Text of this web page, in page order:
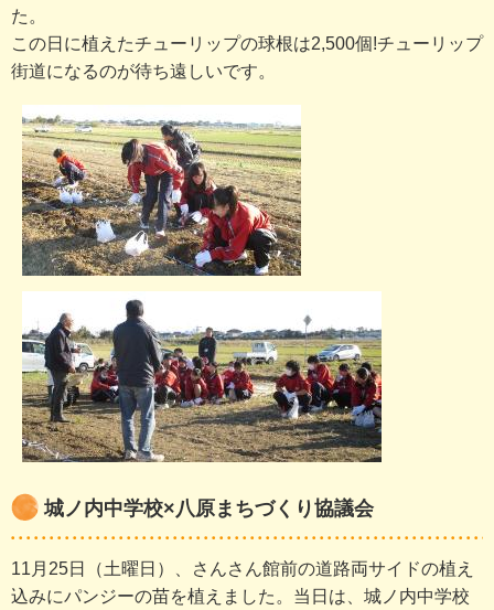
た。
この日に植えたチューリップの球根は2,500個!チューリップ
街道になるのが待ち遠しいです。
城ノ内中学校×八原まちづくり協議会
11月25日（土曜日）、さんさん館前の道路両サイドの植え
込みにパンジーの苗を植えました。当日は、城ノ内中学校